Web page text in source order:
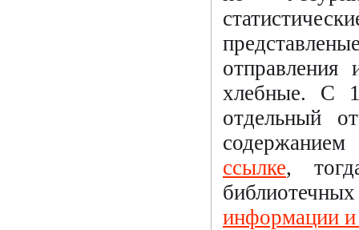
хлебные. С
отдельный
ссылке,
информации